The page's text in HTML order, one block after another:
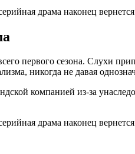
первого сезона. Слухи
никогда не давая
компанией из-за